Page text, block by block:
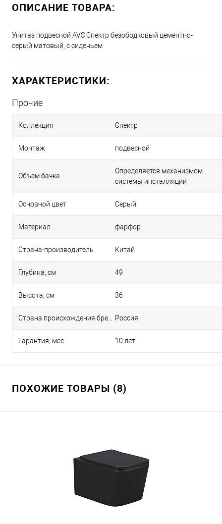
ОПИСАНИЕ ТОВАРА:
Унитаз подвесной AVS Спектр безободковый цементно-
серый матовый, с сиденьем
ХАРАКТЕРИСТИКИ:
Прочие
Коллекция Спектр
Монтаж подвесной
Объем бачка
Определяется механизмом
системы инсталляции
Основной цвет Серый
Материал фарфор
Страна-производитель Китай
Глубина, см 49
Высота, см 36
Россия
Гарантия, мес 10 лет
ПОХОЖИЕ ТОВАРЫ (8)